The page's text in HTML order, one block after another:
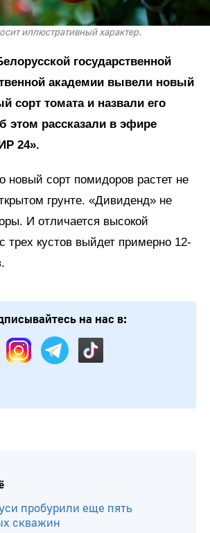
иллюстративный характер.
государственной
академии вывели новый
сорт томата и назвали его
этом рассказали в эфире
24».
новый сорт помидоров растет не
грунте. «Дивиденд» не
И отличается высокой
трех кустов выйдет примерно 12-
на нас в:
пробурили еще пять
скважин